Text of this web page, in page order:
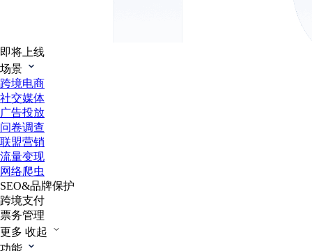
即将上线
场景
跨境电商
社交媒体
广告投放
问卷调查
联盟营销
流量变现
网络爬虫
SEO&品牌保护
跨境支付
票务管理
更多 收起
功能